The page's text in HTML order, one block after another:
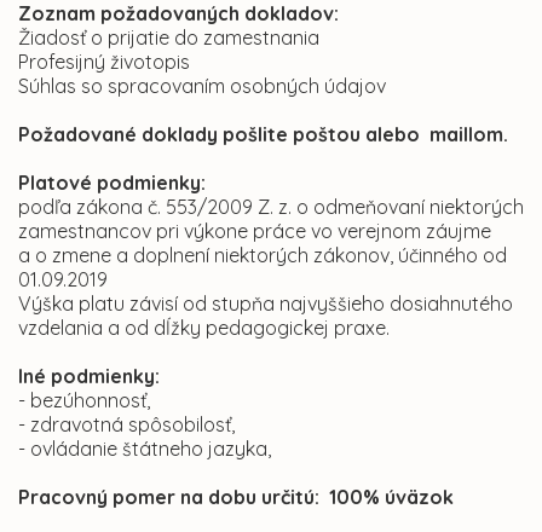
Zoznam požadovaných dokladov:
Žiadosť o prijatie do zamestnania
Profesijný životopis
Súhlas so spracovaním osobných údajov
Požadované doklady pošlite poštou alebo maillom.
Platové podmienky:
podľa zákona č. 553/2009 Z. z. o odmeňovaní niektorých
zamestnancov pri výkone práce vo verejnom záujme
a o zmene a doplnení niektorých zákonov, účinného od
01.09.2019
Výška platu závisí od stupňa najvyššieho dosiahnutého
vzdelania a od dĺžky pedagogickej praxe.
Iné podmienky:
- bezúhonnosť,
- zdravotná spôsobilosť,
- ovládanie štátneho jazyka,
Pracovný pomer na dobu určitú: 100% úväzok